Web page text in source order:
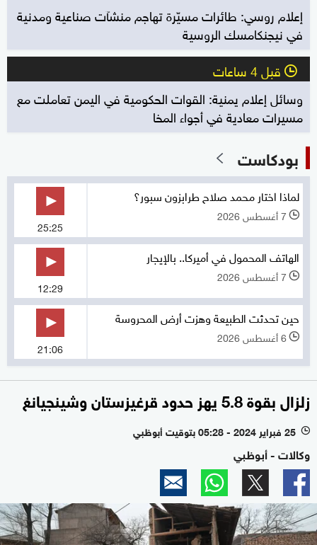
إعلام روسي: طائرات مسيّرة تهاجم منشآت صناعية ومدنية
في نيجنكامسك الروسية
l قبل 4 ساعات
وسائل إعلام يمنية: القوات الحكومية في اليمن تعاملت مع
مسيرات معادية في أجواء المخا
بودكاست
لماذا اختار محمد صلاح طرابزون سبور؟
l 7 أغسطس 2026
25:25
الهاتف المحمول في أميركا.. بالإيجار
l 7 أغسطس 2026
12:29
حين تحدثت الطبيعة وهزت أرض المحروسة
l 6 أغسطس 2026
21:06
زلزال بقوة 5.8 يهز حدود قرغيزستان وشينجيانغ
l 25 فبراير 2024 - 05:28 بتوقيت أبوظبي
وكالات - أبوظبي